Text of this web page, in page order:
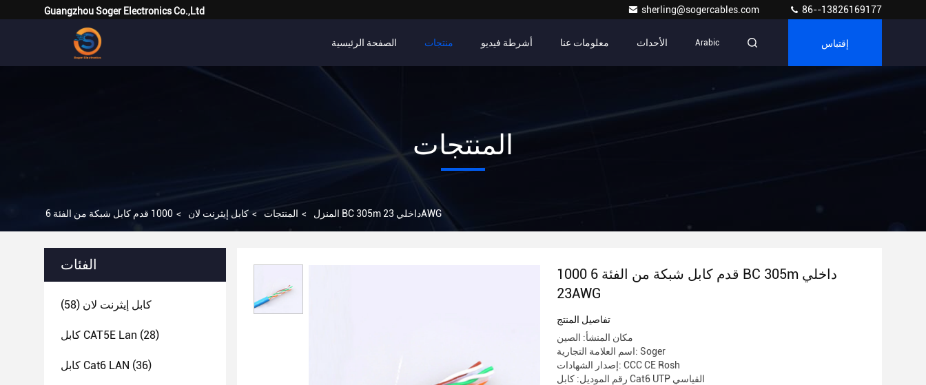
Guangzhou Soger Electronics Co.,Ltd sherling@sogercables.com 86--13826169177
الصفحة الرئيسية منتجات أشرطة فيديو معلومات عنا الأحداث Arabic إقتباس
المنتجات
المنزل > المنتجات > كابل إيثرنت لان > 1000 قدم كابل شبكة من الفئة 6 BC 305m داخلي 23AWG
الفئات
كابل إيثرنت لان (58)
كابل CAT5E Lan (28)
كابل Cat6 LAN (36)
1000 قدم كابل شبكة من الفئة 6 BC 305m داخلي
23AWG
تفاصيل المنتج
مكان المنشأ: الصين
اسم العلامة التجارية: Soger
إصدار الشهادات: CCC CE Rosh
رقم الموديل: كابل Cat6 UTP القياسي